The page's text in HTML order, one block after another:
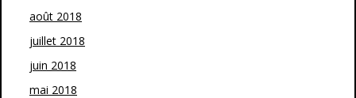
août 2018
juillet 2018
juin 2018
mai 2018